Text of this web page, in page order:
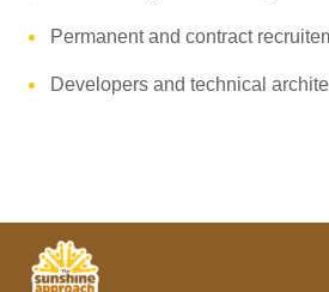
Permanent and contract
Developers and technical